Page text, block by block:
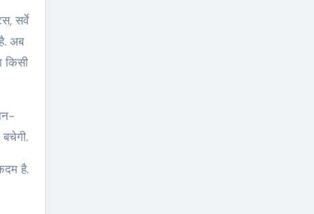
सर्वे
अब
किसी
है.